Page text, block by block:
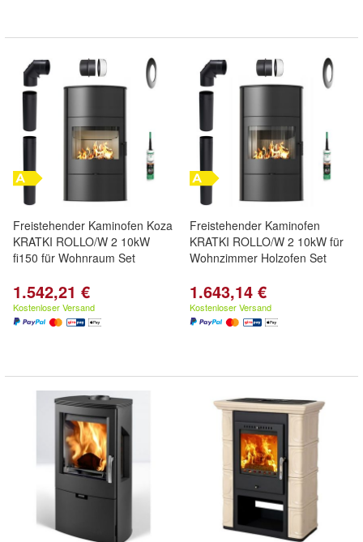
Freistehender Kaminofen Koza
KRATKI ROLLO/W 2 10kW
fi150 für Wohnraum Set
1.542,21 €
Kostenloser Versand
Freistehender Kaminofen
KRATKI ROLLO/W 2 10kW für
Wohnzimmer Holzofen Set
1.643,14 €
Kostenloser Versand